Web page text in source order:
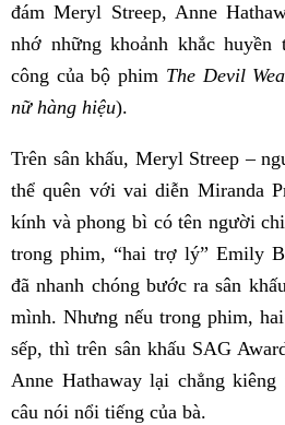
đám Meryl Streep, Anne
nhớ những khoảnh khắc huyền
công của bộ phim The Devil
nữ hàng hiệu).
Trên sân khấu, Meryl Streep –
thể quên với vai diễn Miranda
kính và phong bì có tên người
trong phim, “hai trợ lý” Emily
đã nhanh chóng bước ra sân
mình. Nhưng nếu trong phim,
sếp, thì trên sân khấu SAG
Anne Hathaway lại chẳng
câu nói nổi tiếng của bà.